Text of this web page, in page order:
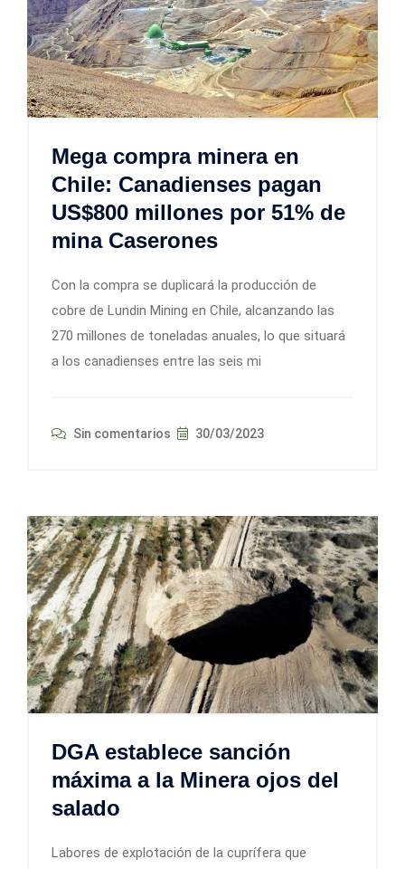
Mega compra minera en
Chile: Canadienses pagan
US$800 millones por 51% de
mina Caserones
Con la compra se duplicará la producción de
cobre de Lundin Mining en Chile, alcanzando las
270 millones de toneladas anuales, lo que situará
a los canadienses entre las seis mi
Sin comentarios 30/03/2023
DGA establece sanción
máxima a la Minera ojos del
salado
Labores de explotación de la cuprífera que